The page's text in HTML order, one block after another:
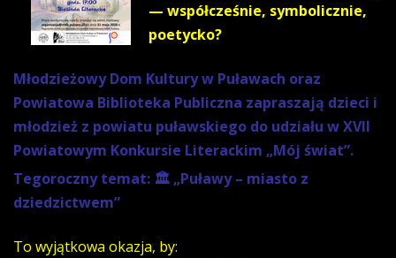
— współcześnie, symbolicznie,
poetycko?
Młodzieżowy Dom Kultury w Puławach oraz
Powiatowa Biblioteka Publiczna zapraszają dzieci i
młodzież z powiatu puławskiego do udziału w XVII
Powiatowym Konkursie Literackim „Mój świat”.
Tegoroczny temat: 🏛️ „Puławy – miasto z
dziedzictwem”
To wyjątkowa okazja, by: